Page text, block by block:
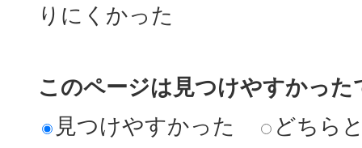
りにくかった
このページは見つけやすかった
見つけやすかった
どちら